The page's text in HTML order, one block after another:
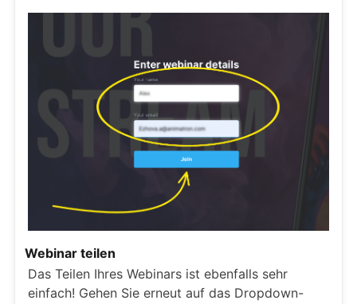
Webinar teilen
Das Teilen Ihres Webinars ist ebenfalls sehr
einfach! Gehen Sie erneut auf das Dropdown-